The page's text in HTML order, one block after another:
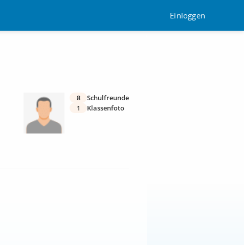
Einloggen
8
Schulfreunde
1
Klassenfoto